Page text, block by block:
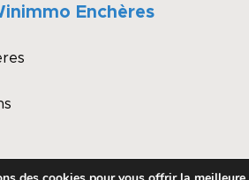
Enchères